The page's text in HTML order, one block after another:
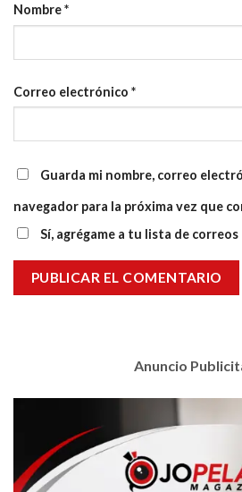
Nombre*
Correo electrónico *
Guarda mi nombre, correo
navegador para la próxima vez que
Sí, agrégame a tu lista de correos
Anuncio